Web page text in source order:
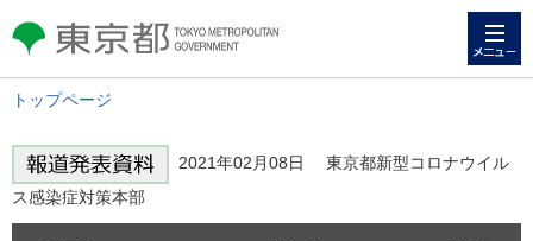
東京都 TOKYO METROPOLITAN
GOVERNMENT
トップページ
2021年02月08日 東京都新型コロナウイル
ス感染症対策本部